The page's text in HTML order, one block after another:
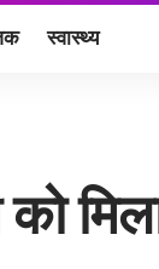
स्वास्थ्य